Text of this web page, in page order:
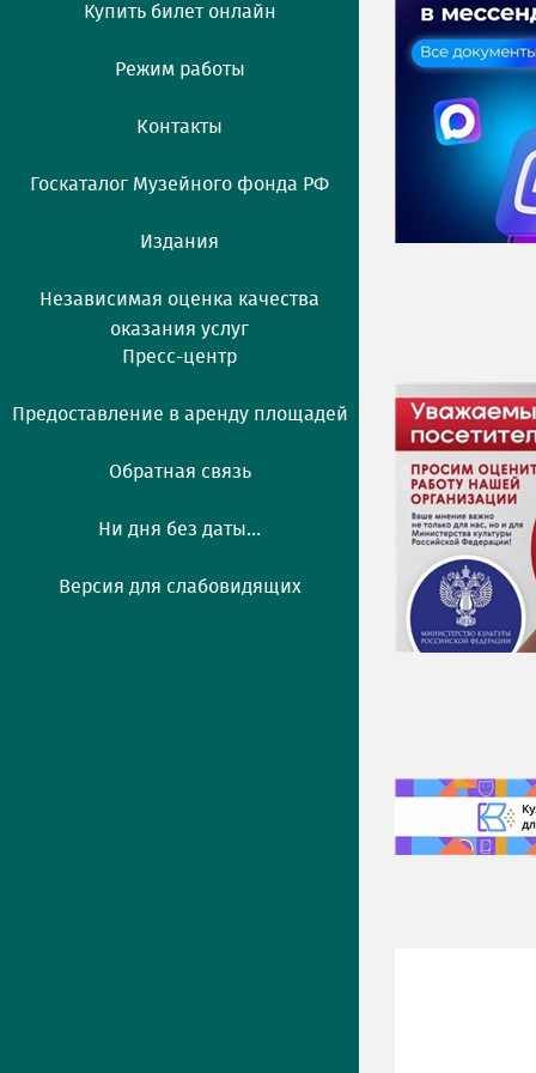
Купить билет онлайн
Режим работы
Контакты
Госкаталог Музейного фонда РФ
Издания
Независимая оценка качества
оказания услуг
Пресс-центр
Предоставление в аренду площадей
Обратная связь
Ни дня без даты...
Версия для слабовидящих